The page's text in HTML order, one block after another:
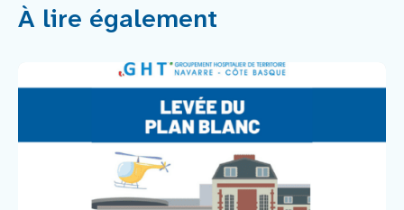
À lire également